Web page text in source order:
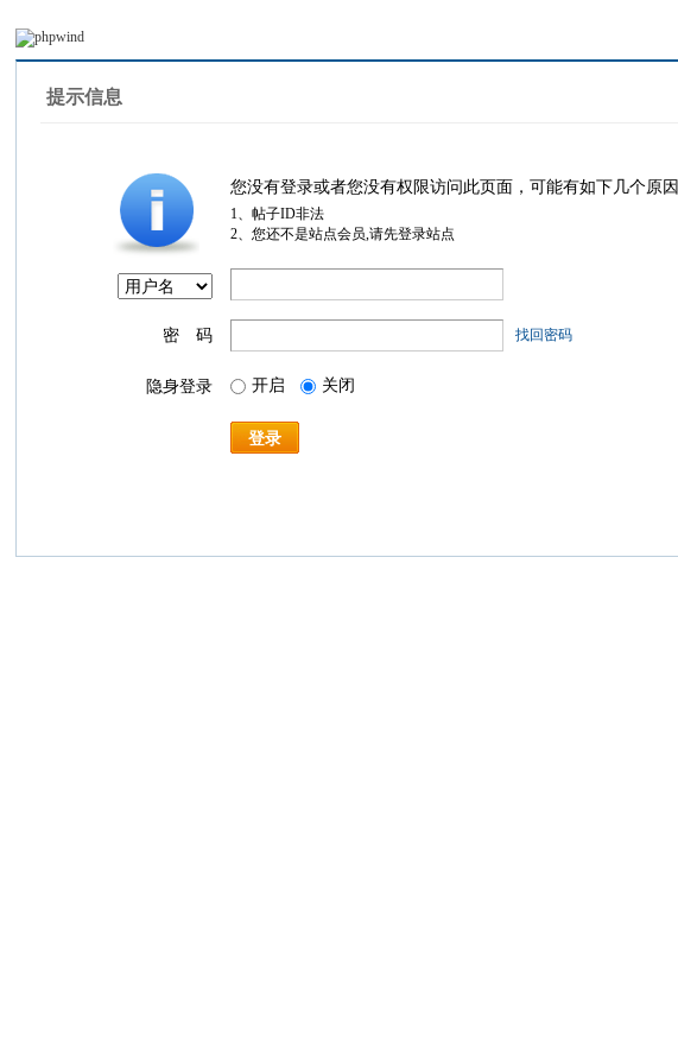
提示信息
您没有登录或者您没有权限访问此页面，可能有如下几个原因
1、帖子ID非法
2、您还不是站点会员,请先登录站点
密 码 找回密码
隐身登录 开启 关闭
登录